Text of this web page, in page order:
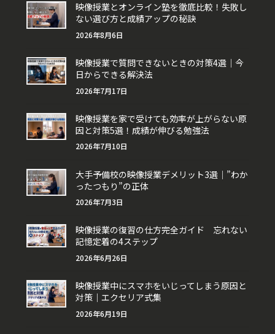
映像授業とオンライン塾を徹底比較！失敗し
ない選び方と成績アップの秘訣
2026年8月6日
映像授業で質問できないときの対策4選｜今
日からできる解決法
2026年7月17日
映像授業を家で受けても効率が上がらない原
因と対策5選！成績が伸びる勉強法
2026年7月10日
大手予備校の映像授業デメリット3選｜”わか
ったつもり”の正体
2026年7月3日
映像授業の復習の仕方完全ガイド 忘れない
記憶定着の4ステップ
2026年6月26日
映像授業中にスマホをいじってしまう原因と
対策｜エクセリア式集
2026年6月19日